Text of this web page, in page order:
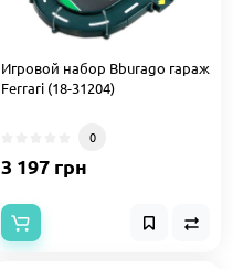
Игровой набор Bburago гараж
Ferrari (18-31204)
0
3 197 грн